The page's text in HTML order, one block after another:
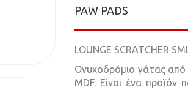
PAW PADS
LOUNGE SCRATCHER
Ονυχοδρόμιο γάτας από
MDF. Είναι ένα προϊόν